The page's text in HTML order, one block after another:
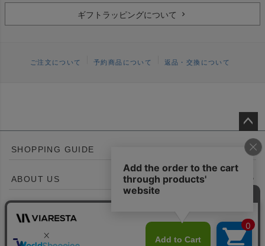
ギフトラッピングについて
ご注文について 予約商品について 返品・交換について
ペー
ジト
SHOPPING GUIDE
ABOUT US